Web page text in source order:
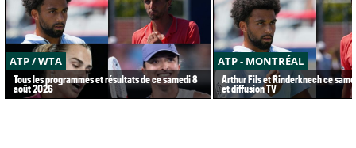
ATP / WTA
Tous les programmes et résultats de ce samedi 8
août 2026
ATP - MONTRÉAL
Arthur Fils et Rinderknech ce
et diffusion TV